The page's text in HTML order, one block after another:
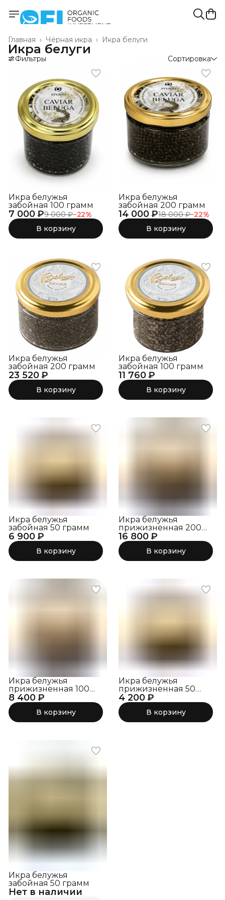
Икра белуги
Чёрная икра ›
Главная ›
Икра белуги
Фильтры Сортировка
7 000 ₽9 000 ₽−22%
Икра белужья
забойная 100 грамм
В корзину
14 000 ₽18 000 ₽−22%
Икра белужья
забойная 200 грамм
В корзину
23 520 ₽
Икра белужья
забойная 200 грамм
В корзину
11 760 ₽
Икра белужья
забойная 100 грамм
В корзину
6 900 ₽
Икра белужья
забойная 50 грамм
В корзину
16 800 ₽
Икра белужья
прижизненная 200
грамм
В корзину
8 400 ₽
Икра белужья
прижизненная 100
грамм
В корзину
4 200 ₽
Икра белужья
прижизненная 50
грамм
В корзину
Нет в наличии
Икра белужья
забойная 50 грамм